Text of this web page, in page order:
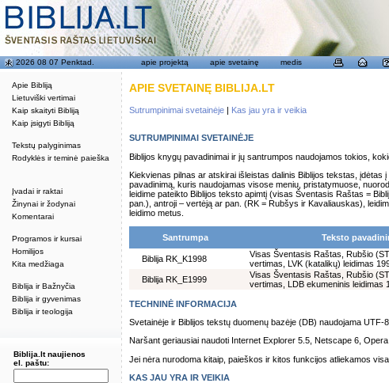
Apie Bibliją
Lietuviški vertimai
Kaip skaityti Bibliją
Kaip įsigyti Bibliją
Tekstų palyginimas
Rodyklės ir teminė paieška
Įvadai ir raktai
Žinynai ir žodynai
Komentarai
Programos ir kursai
Homilijos
Kita medžiaga
Biblija ir Bažnyčia
Biblija ir gyvenimas
Biblija ir teologija
2026 08 07 Penktad. apie projektą apie svetainę medis
Biblija.lt naujienos
el. paštu:
APIE SVETAINĘ BIBLIJA.LT
Sutrumpinimai svetainėje | Kas jau yra ir veikia
SUTRUMPINIMAI SVETAINĖJE
Biblijos knygų pavadinimai ir jų santrumpos naudojamos tokios,
Kiekvienas pilnas ar atskirai išleistas dalinis Biblijos tekstas, įdėtas į
pavadinimą, kuris naudojamas visose meniu, pristatymuose,
leidime pateikto Biblijos teksto apimtį (visas Šventasis Raštas =
pan.), antroji – vertėją ar pan. (RK = Rubšys ir Kavaliauskas),
leidimo metus.
Santrumpa Teksto
Biblija RK_K1998
Visas Šventasis Raštas, Rubšio
vertimas, LVK (katalikų) leidimas
Biblija RK_E1999
Visas Šventasis Raštas, Rubšio
vertimas, LDB ekumeninis leidimas
TECHNINĖ INFORMACIJA
Svetainėje ir Biblijos tekstų duomenų bazėje (DB) naudojama UTF-
Naršant geriausiai naudoti Internet Explorer 5.5, Netscape 6,
Jei nėra nurodoma kitaip, paieškos ir kitos funkcijos atliekamos
KAS JAU YRA IR VEIKIA